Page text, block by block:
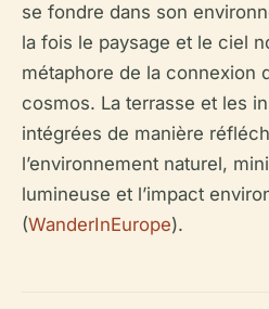
se fondre dans son
la fois le paysage et le ciel
métaphore de la connexion
cosmos. La terrasse et les
intégrées de manière
l’environnement naturel,
lumineuse et l’impact
(WanderInEurope).